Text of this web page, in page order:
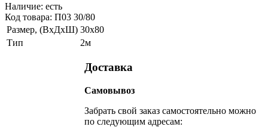
Наличие: есть
Код товара: П03 30/80
Размер, (ВхДхШ) 30х80
Тип
2м
Доставка
Самовывоз
Забрать свой заказ самостоятельно можно
по следующим адресам: